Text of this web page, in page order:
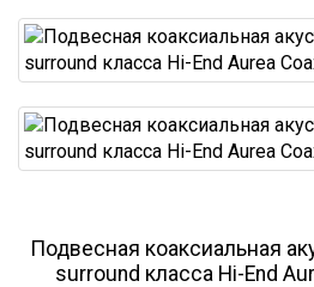
Подвесная коаксиальная
surround класса Hi-End